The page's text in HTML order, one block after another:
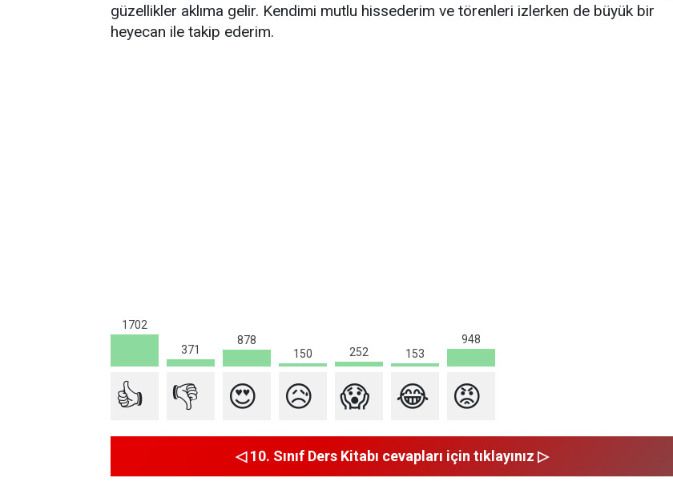
güzellikler aklıma gelir. Kendimi mutlu hissederim ve törenleri izlerken de büyük bir
heyecan ile takip ederim.
1702
371
878
150
252 153
948
👍 👎 😍 😥 😱 😂 😡
◁ 10. Sınıf Ders Kitabı cevapları için tıklayınız ▷